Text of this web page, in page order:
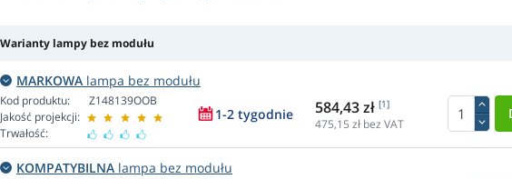
Warianty lampy bez modułu
MARKOWA lampa bez modułu
Kod produktu:
Jakość projekcji:
Trwałość:
Z148139OOB
1-2 tygodnie 584,43 zł [1]
475,15 zł bez VAT
KOMPATYBILNA lampa bez modułu